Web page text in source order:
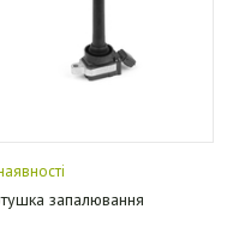
запалювання